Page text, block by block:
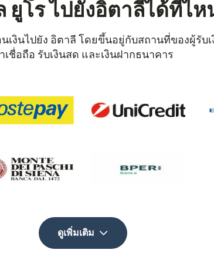
ยูโร ไปยังอิตาลีได้ที่ไห
นเงินไปยัง อิตาลี โดยขึ้นอยู่กับสถานที่ของผู้รั
เชื่อถือ รับเงินสด และเงินฝากธนาคาร
ดูเพิ่มเติม